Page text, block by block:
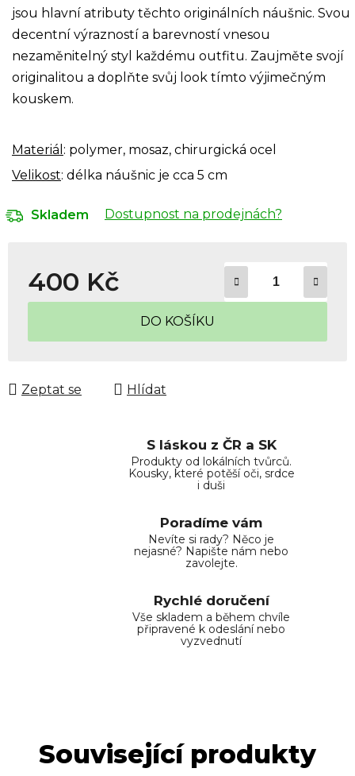
jsou hlavní atributy těchto originálních náušnic. Svou
decentní výrazností a barevností vnesou
nezaměnitelný styl každému outfitu. Zaujměte svojí
originalitou a doplňte svůj look tímto výjimečným
kouskem.
Materiál : polymer, mosaz, chirurgická ocel
Velikost: délka náušnic je cca 5 cm
Skladem Dostupnost na prodejnách?
400 Kč
Měrná cena:
DO KOŠÍKU
Zeptat se Hlídat
S láskou z ČR a SK
Produkty od lokálních tvůrců.
Kousky, které potěší oči, srdce
i duši
Poradíme vám
Nevíte si rady? Něco je
nejasné? Napište nám nebo
zavolejte.
Rychlé doručení
Vše skladem a během chvíle
připravené k odeslání nebo
vyzvednutí
Související produkty